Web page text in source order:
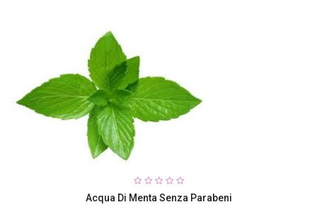
Acqua Di Menta Senza Parabeni